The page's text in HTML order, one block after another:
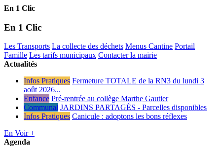
En 1 Clic
En 1 Clic
Les Transports La collecte des déchets Menus Cantine Portail
Famille Les tarifs municipaux Contacter la mairie
Actualités
Infos Pratiques Fermeture TOTALE de la RN3 du lundi 3
août 2026...
Enfance Pré-rentrée au collège Marthe Gautier
Communal JARDINS PARTAGÉS - Parcelles disponibles
Infos Pratiques Canicule : adoptons les bons réflexes
En Voir +
Agenda